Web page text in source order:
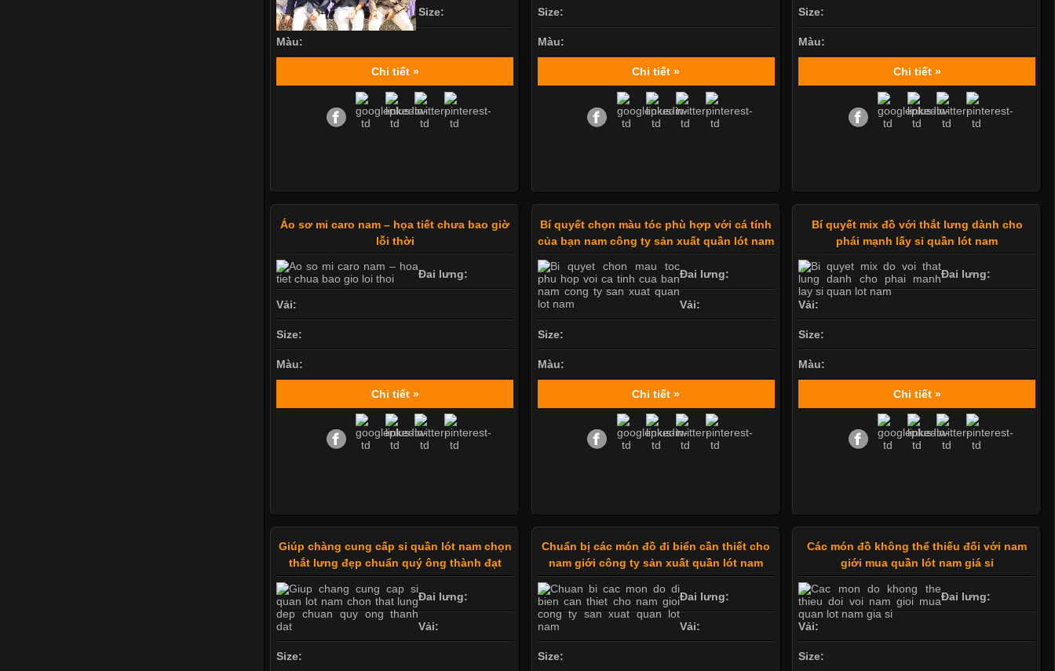
Size:
Màu:
Chi tiết »
Size:
Màu:
Chi tiết »
Size:
Màu:
Chi tiết »
Áo sơ mi caro nam – họa tiết chưa bao giờ
lỗi thời
Đai lưng:
Vải:
Size:
Màu:
Chi tiết »
Bí quyết chọn màu tóc phù hợp với cá tính
của bạn nam công ty sản xuất quần lót nam
Đai lưng:
Vải:
Size:
Màu:
Chi tiết »
Bí quyết mix đồ với thắt lưng dành cho
phái mạnh lấy sỉ quần lót nam
Đai lưng:
Vải:
Size:
Màu:
Chi tiết »
Giúp chàng cung cấp sỉ quần lót nam chọn
thắt lưng đẹp chuẩn quý ông thành đạt
Đai lưng:
Vải:
Size:
Chuẩn bị các món đồ đi biển cần thiết cho
nam giới công ty sản xuất quần lót nam
Đai lưng:
Vải:
Size:
Các món đồ không thể thiếu đối với nam
giới mua quần lót nam giá sỉ
Đai lưng:
Vải:
Size:
Mẫu quần short quần lót nam nữ hè thu 2017